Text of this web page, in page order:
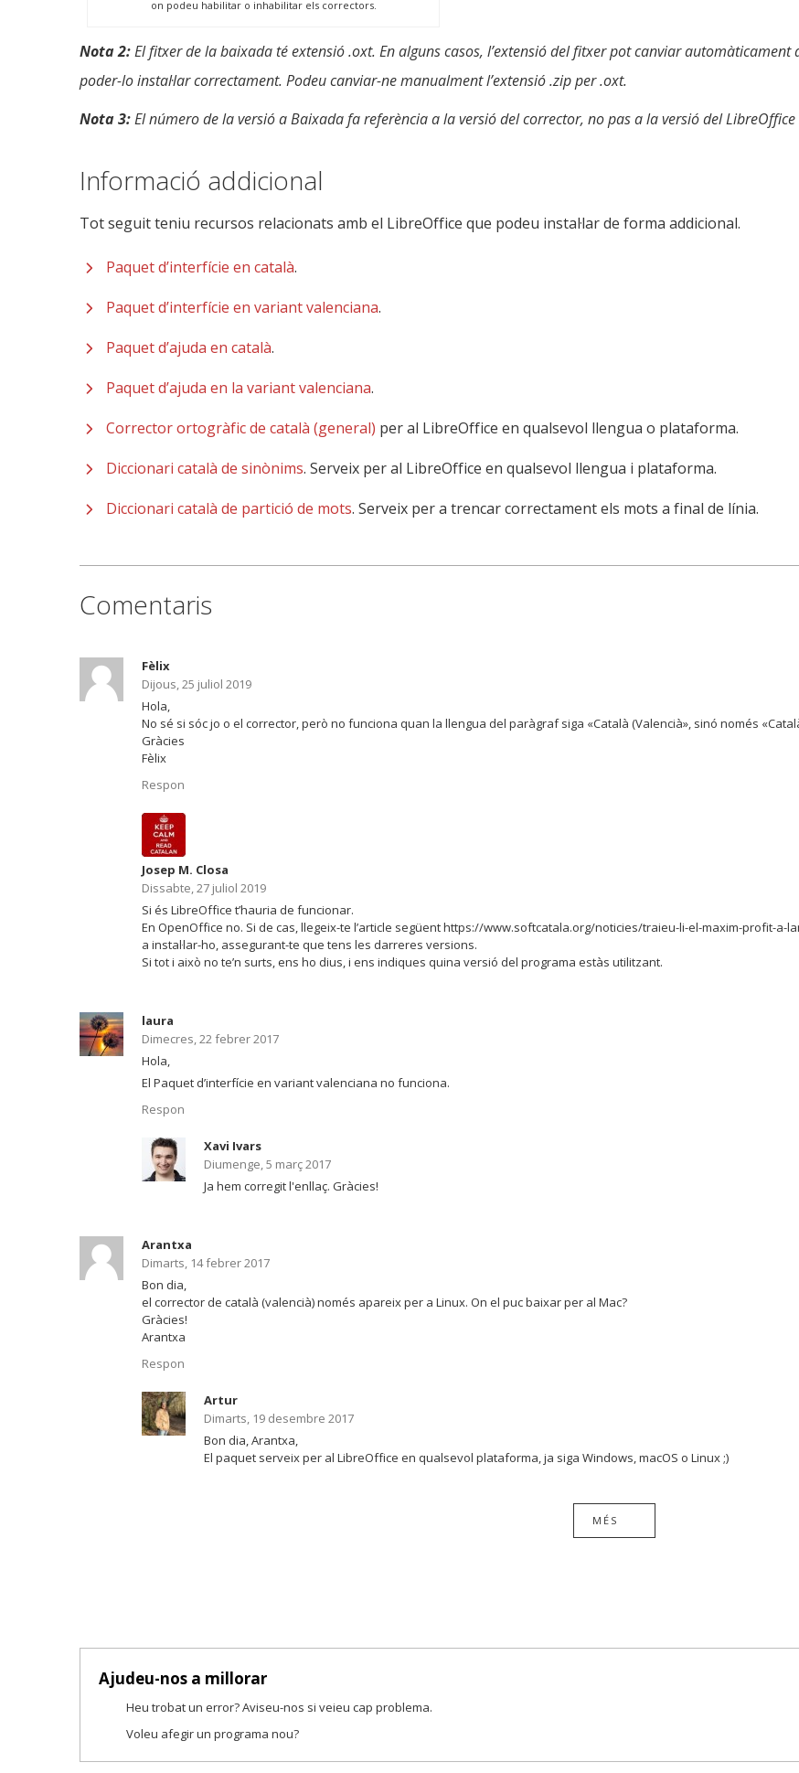
on podeu habilitar o inhabilitar els correctors.
Nota 2:El fitxer de la baixada té extensió .oxt. En alguns casos, l’extensió del fitxer pot canviar
poder-lo instal·lar correctament. Podeu canviar-ne manualment l’extensió .zip per .oxt.
Nota 3:El número de la versió a Baixada fa referència a la versió del corrector, no pas a la versió del LibreOffice
Informació addicional
Tot seguit teniu recursos relacionats amb el LibreOffice que podeu instal·lar de forma addicional.
Paquet d’interfície en català.
Paquet d’interfície en variant valenciana.
Paquet d’ajuda en català.
Paquet d’ajuda en la variant valenciana.
Corrector ortogràfic de català (general) per al LibreOffice en qualsevol llengua o plataforma.
Diccionari català de sinònims. Serveix per al LibreOffice en qualsevol llengua i plataforma.
Diccionari català de partició de mots. Serveix per a trencar correctament els mots a final de línia.
Comentaris
Fèlix
Dijous, 25 juliol 2019
Hola,
No sé si sóc jo o el corrector, però no funciona quan la llengua del paràgraf siga «Català (Valencià», sinó només
Gràcies
Fèlix
Respon
Josep M. Closa
Dissabte, 27 juliol 2019
Si és LibreOffice t’hauria de funcionar.
En OpenOffice no. Si de cas, llegeix-te l’article següent https://www.softcatala.org/noticies/traieu-li-el-maxim-profit-a-
a instal·lar-ho, assegurant-te que tens les darreres versions.
Si tot i això no te’n surts, ens ho dius, i ens indiques quina versió del programa estàs utilitzant.
laura
Dimecres, 22 febrer 2017
Hola,
El Paquet d’interfície en variant valenciana no funciona.
Respon
Xavi Ivars
Diumenge, 5 març 2017
Ja hem corregit l'enllaç. Gràcies!
Arantxa
Dimarts, 14 febrer 2017
Bon dia,
el corrector de català (valencià) només apareix per a Linux. On el puc baixar per al Mac?
Gràcies!
Arantxa
Respon
Artur
Dimarts, 19 desembre 2017
Bon dia, Arantxa,
El paquet serveix per al LibreOffice en qualsevol plataforma, ja siga Windows, macOS o Linux ;)
MÉS
Ajudeu-nos a millorar
Heu trobat un error? Aviseu-nos si veieu cap problema.
Voleu afegir un programa nou?